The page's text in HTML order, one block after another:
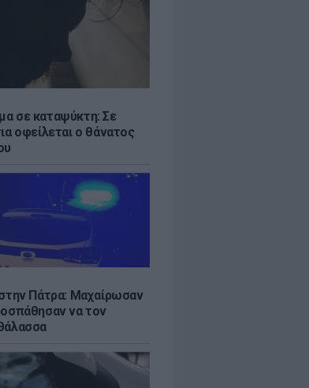
σε καταψύκτη: Σε
οφείλεται ο θάνατος
Πάτρα: Μαχαίρωσαν
να τον